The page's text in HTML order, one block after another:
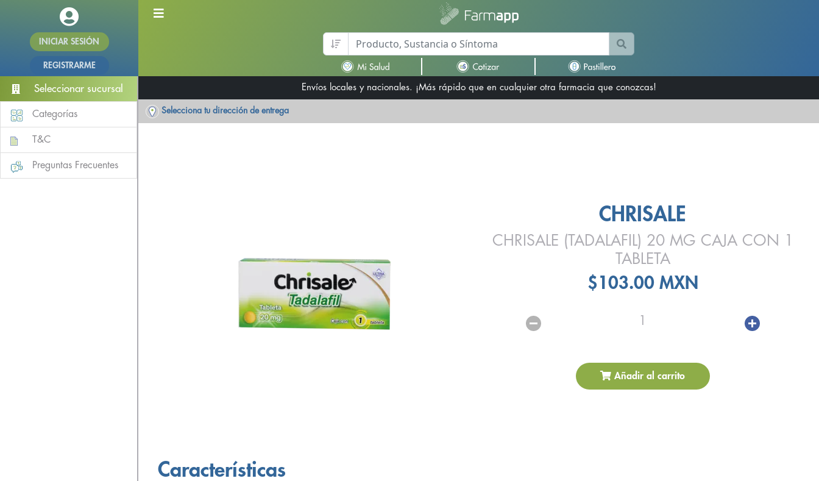
INICIAR SESIÓN
REGISTRARME
Seleccionar sucursal
Categorías
T&C
Preguntas Frecuentes
Envíos locales y nacionales. ¡Más rápido que en cualquier otra farmacia que conozcas!
Selecciona tu dirección de entrega
CHRISALE
CHRISALE (TADALAFIL) 20 MG CAJA CON 1
TABLETA
$103.00 MXN
1
Añadir al carrito
Características